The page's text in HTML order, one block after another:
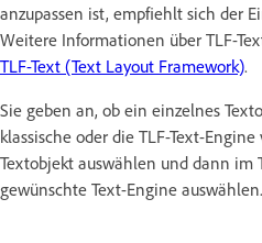
anzupassen ist, empfiehlt sich der
Weitere Informationen über TLF-
TLF-Text (Text Layout Framework).
Sie geben an, ob ein einzelnes
klassische oder die TLF-Text-
Textobjekt auswählen und dann im
gewünschte Text-Engine auswählen.